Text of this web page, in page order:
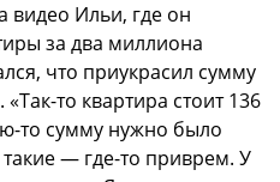
видео Ильи, где он
за два миллиона
что приукрасил сумму
то квартира стоит 136
то сумму нужно было
— где-то приврем. У